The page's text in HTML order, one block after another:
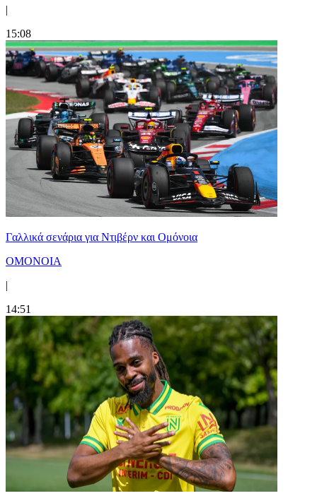
|
15:08
Γαλλικά σενάρια για Ντιβέρν και Ομόνοια
ΟΜΟΝΟΙΑ
|
14:51